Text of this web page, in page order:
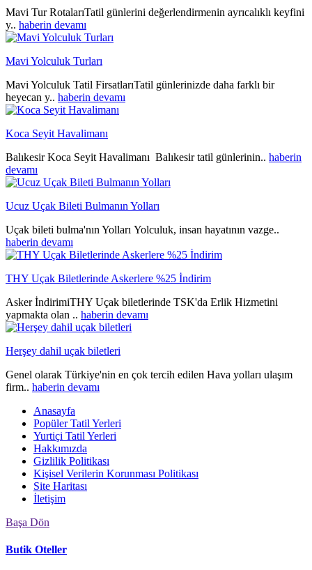
Mavi Tur RotalarıTatil günlerini değerlendirmenin ayrıcalıklı keyfini
y.. haberin devamı
Mavi Yolculuk Turları
Mavi Yolculuk Tatil FirsatlarıTatil günlerinizde daha farklı bir
heyecan y.. haberin devamı
Koca Seyit Havalimanı
Balıkesir Koca Seyit Havalimanı Balıkesir tatil günlerinin.. haberin
devamı
Ucuz Uçak Bileti Bulmanın Yolları
Uçak bileti bulma'nın Yolları Yolculuk, insan hayatının vazge..
haberin devamı
THY Uçak Biletlerinde Askerlere %25 İndirim
Asker İndirimiTHY Uçak biletlerinde TSK'da Erlik Hizmetini
yapmakta olan .. haberin devamı
Herşey dahil uçak biletleri
Genel olarak Türkiye'nin en çok tercih edilen Hava yolları ulaşım
firm.. haberin devamı
Anasayfa
Popüler Tatil Yerleri
Yurtiçi Tatil Yerleri
Hakkımızda
Gizlilik Politikası
Kişisel Verilerin Korunması Politikası
Site Haritası
İletişim
Başa Dön
Butik Oteller